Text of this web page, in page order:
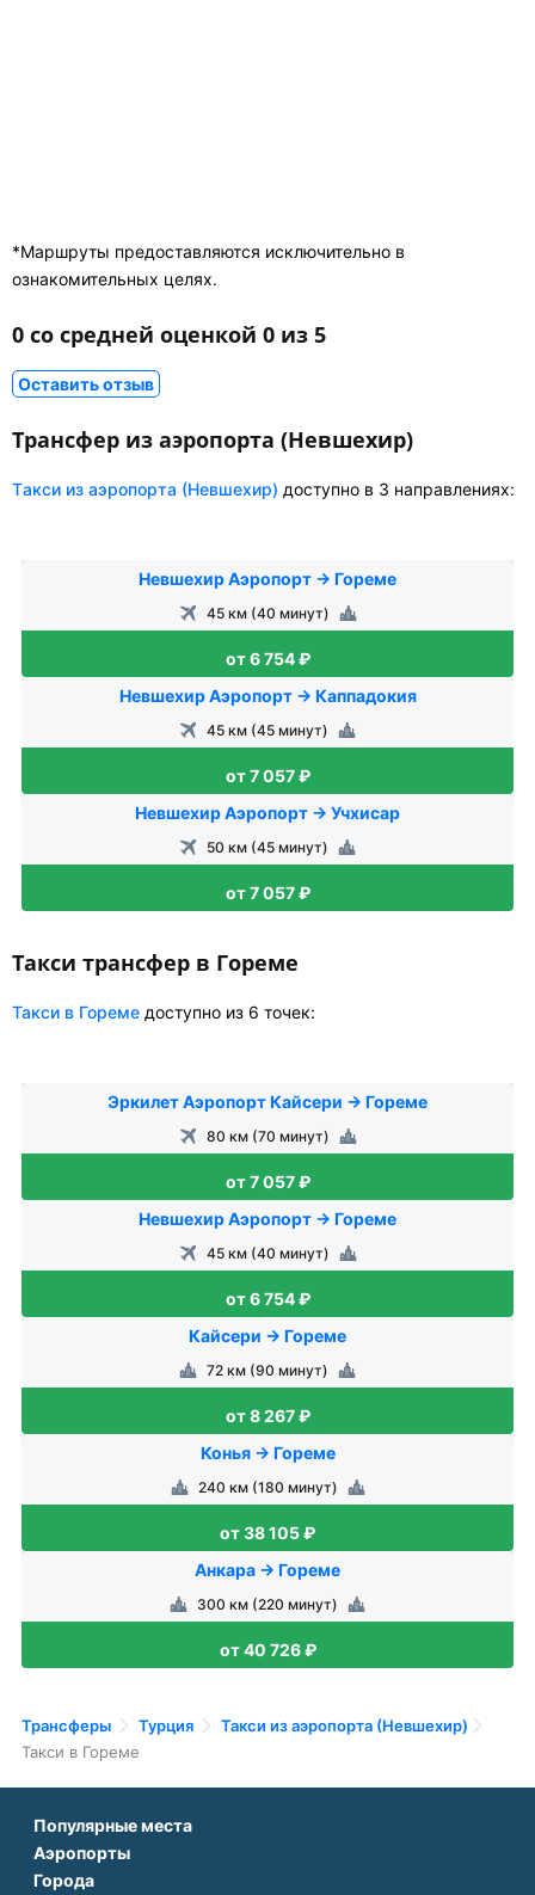
*Маршруты предоставляются исключительно в
ознакомительных целях.
0 со средней оценкой 0 из 5
Оставить отзыв
Трансфер из аэропорта (Невшехир)
Tакси из аэропорта (Невшехир) доступно в 3 направлениях:
Невшехир Аэропорт → Гореме
45 км (40 минут)
от 6 754 ₽
Невшехир Аэропорт → Каппадокия
45 км (45 минут)
от 7 057 ₽
Невшехир Аэропорт → Учхисар
50 км (45 минут)
от 7 057 ₽
Такси трансфер в Гореме
Такси в Гореме доступно из 6 точек:
Эркилет Аэропорт Кайсери → Гореме
80 км (70 минут)
от 7 057 ₽
Невшехир Аэропорт → Гореме
45 км (40 минут)
от 6 754 ₽
Кайсери → Гореме
72 км (90 минут)
от 8 267 ₽
Конья → Гореме
240 км (180 минут)
от 38 105 ₽
Анкара → Гореме
300 км (220 минут)
от 40 726 ₽
Трансферы Турция
Такси из аэропорта (Невшехир)
Такси в Гореме
Популярные места
Аэропорт Подгорицы
Аэропорты
Аэропорт Антальи
Города